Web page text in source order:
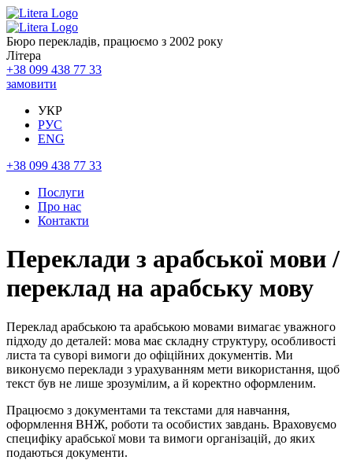
Бюро перекладів, працюємо з 2002 року
Літера
+38 099 438 77 33
замовити
УКР
РУС
ENG
+38 099 438 77 33
Послуги
Про нас
Контакти
Переклади з арабської мови /
переклад на арабську мову
Переклад арабською та арабською мовами вимагає уважного
підходу до деталей: мова має складну структуру, особливості
листа та суворі вимоги до офіційних документів. Ми
виконуємо переклади з урахуванням мети використання, щоб
текст був не лише зрозумілим, а й коректно оформленим.
Працюємо з документами та текстами для навчання,
оформлення ВНЖ, роботи та особистих завдань. Враховуємо
специфіку арабської мови та вимоги організацій, до яких
подаються документи.